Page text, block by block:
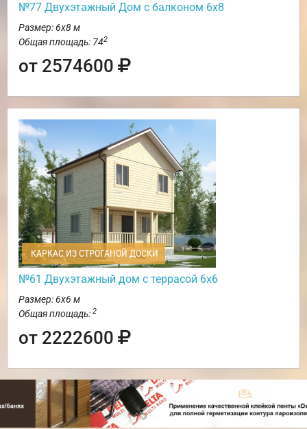
№77 Двухэтажный Дом с балконом 6х8
Размер: 6х8 м
Общая площадь: 742
от 2574600
КАРКАС ИЗ СТРОГАНОЙ ДОСКИ
№61 Двухэтажный дом с террасой 6х6
Размер: 6х6 м
Общая площадь: 2
от 2222600